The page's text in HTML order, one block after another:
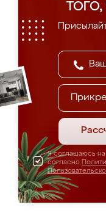
Я соглашаюсь
согласно